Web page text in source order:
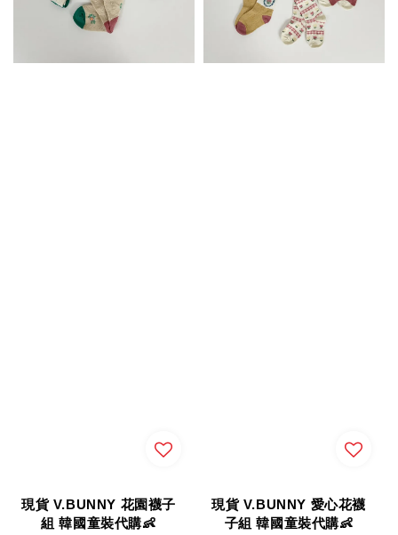
現貨 V.BUNNY 花園襪子
組 韓國童裝代購👶
現貨 V.BUNNY 愛心花襪
子組 韓國童裝代購👶